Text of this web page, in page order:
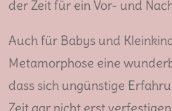
der Zeit für ein Vor- und
Auch für Babys und
Metamorphose eine
dass sich ungünstige